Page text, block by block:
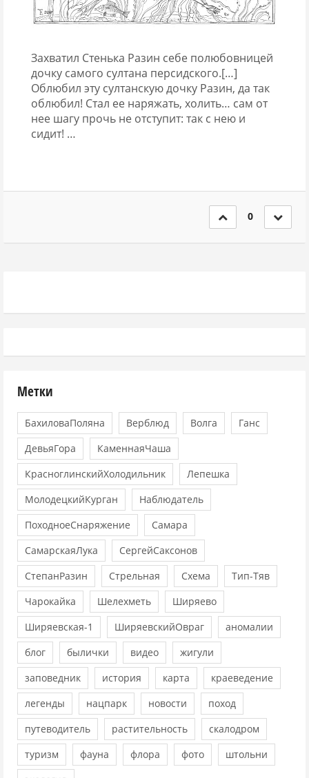
Захватил Стенька Разин себе полюбовницей
дочку самого султана персидского.[…]
Облюбил эту султанскую дочку Разин, да так
облюбил! Стал ее наряжать, холить… сам от
нее шагу прочь не отступит: так с нею и
сидит! …
0
Метки
БахиловаПоляна Верблюд Волга
Ганс
ДевьяГора
КаменнаяЧаша
КрасноглинскийХолодильник
Лепешка
МолодецкийКурган
Наблюдатель
ПоходноеСнаряжение
Самара
СамарскаяЛука
СергейСаксонов
СтепанРазин
Стрельная Схема
Тип-Тяв
Чарокайка
Шелехметь
Ширяево
Ширяевская-1
ШиряевскийОвраг
аномалии
блог
былички видео
жигули
заповедник
история карта
краеведение
легенды
нацпарк новости
поход
путеводитель
растительность
скалодром
туризм
фауна флора фото
штольни